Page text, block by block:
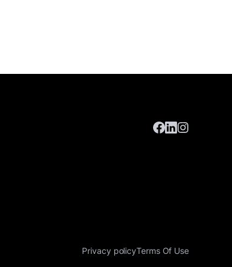
Privacy policyTerms Of Use